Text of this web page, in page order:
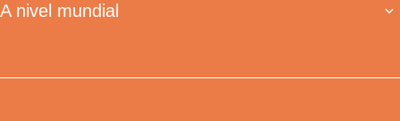
A nivel mundial